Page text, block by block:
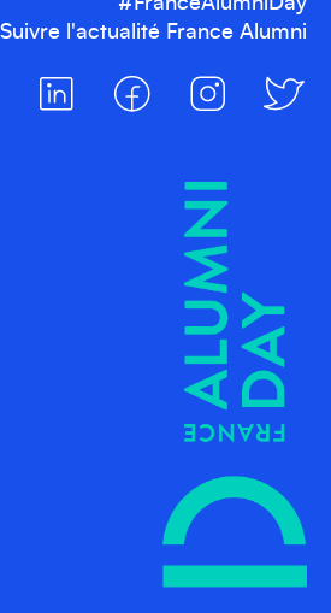
Suivre l'actualité France Alumni